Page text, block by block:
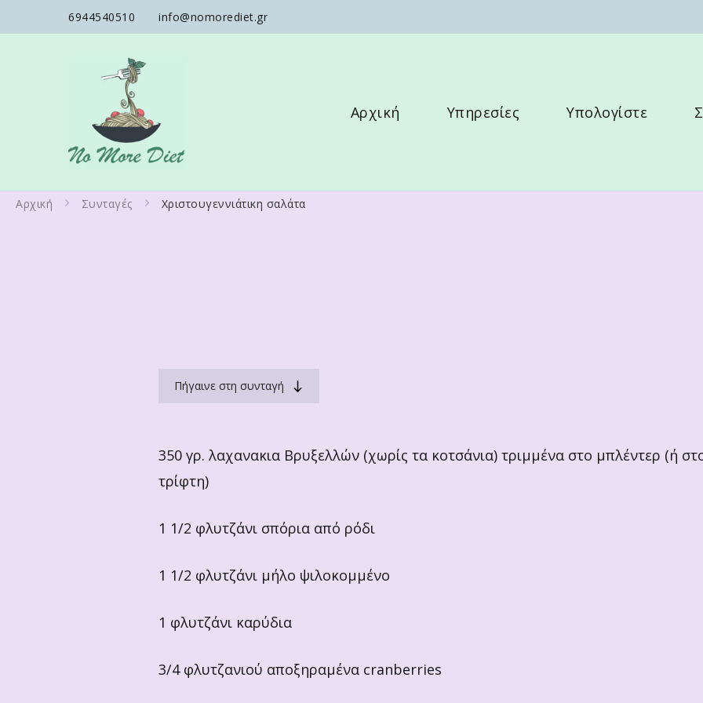
6944540510 info@nomorediet.gr
Αρχική Υπηρεσίες Υπολογίστε
Αρχική Συνταγές Χριστουγεννιάτικη σαλάτα
Πήγαινε στη συνταγή
350 γρ. λαχανακια Βρυξελλών (χωρίς τα κοτσάνια) τριμμένα στο μπλέντερ (ή
τρίφτη)
1 1/2 φλυτζάνι σπόρια από ρόδι
1 1/2 φλυτζάνι μήλο ψιλοκομμένο
1 φλυτζάνι καρύδια
3/4 φλυτζανιού αποξηραμένα cranberries